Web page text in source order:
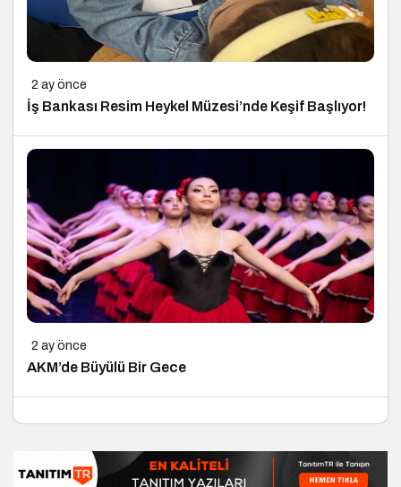
2 ay önce
İş Bankası Resim Heykel Müzesi’nde Keşif Başlıyor!
2 ay önce
AKM’de Büyülü Bir Gece